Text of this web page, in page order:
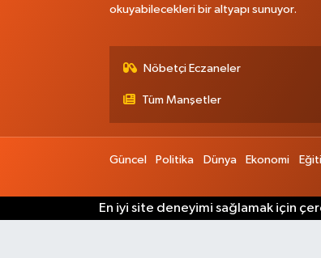
okuyabilecekleri bir altyapı sunuyor.
Nöbetçi Eczaneler
Tüm Manşetler
Güncel Politika Dünya Ekonomi
En iyi site deneyimi sağlamak için